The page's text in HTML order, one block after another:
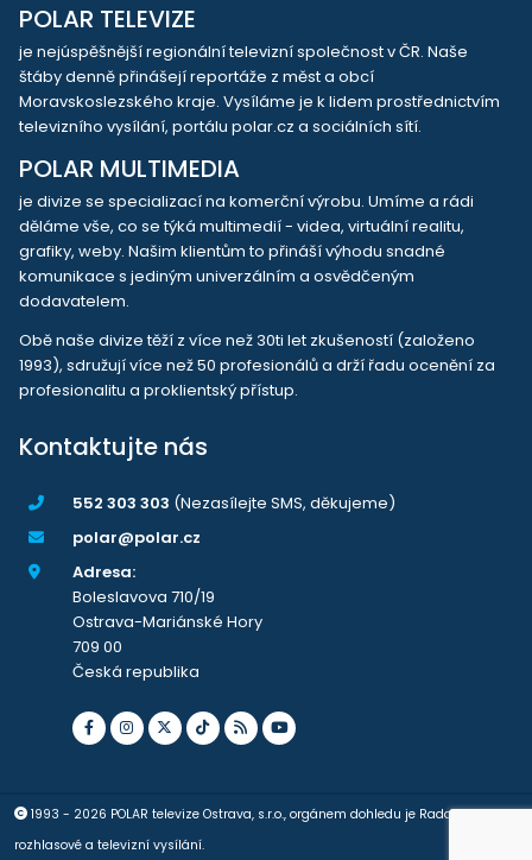
POLAR TELEVIZE
je nejúspěšnější regionální televizní společnost v ČR. Naše
štáby denně přinášejí reportáže z měst a obcí
Moravskoslezského kraje. Vysíláme je k lidem prostřednictvím
televizního vysílání, portálu polar.cz a sociálních sítí.
POLAR MULTIMEDIA
je divize se specializací na komerční výrobu. Umíme a rádi
děláme vše, co se týká multimedií - videa, virtuální realitu,
grafiky, weby. Našim klientům to přináší výhodu snadné
komunikace s jediným univerzálním a osvědčeným
dodavatelem.
Obě naše divize těží z více než 30ti let zkušeností (založeno
1993), sdružují více než 50 profesionálů a drží řadu ocenění za
profesionalitu a proklientský přístup.
Kontaktujte nás
552 303 303 (Nezasílejte SMS, děkujeme)
polar@polar.cz
Adresa:
Boleslavova 710/19
Ostrava-Mariánské Hory
709 00
Česká republika
1993 - 2026 POLAR televize Ostrava, s.r.o., orgánem dohledu je Rada pro
rozhlasové a televizní vysílání.